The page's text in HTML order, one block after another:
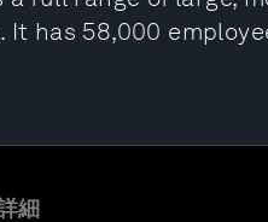
has 58,000
細